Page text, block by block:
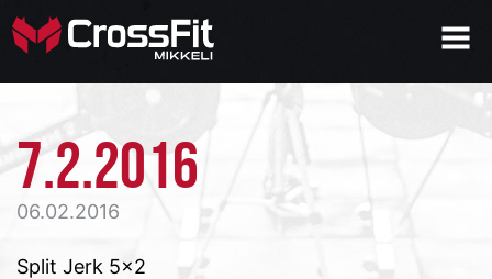
7.2.2016
06.02.2016
Split Jerk 5×2